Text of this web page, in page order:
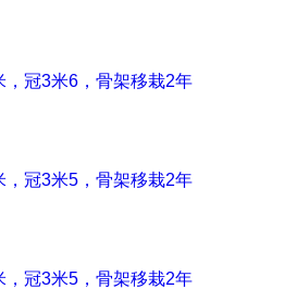
，冠3米6，骨架移栽2年
，冠3米5，骨架移栽2年
，冠3米5，骨架移栽2年